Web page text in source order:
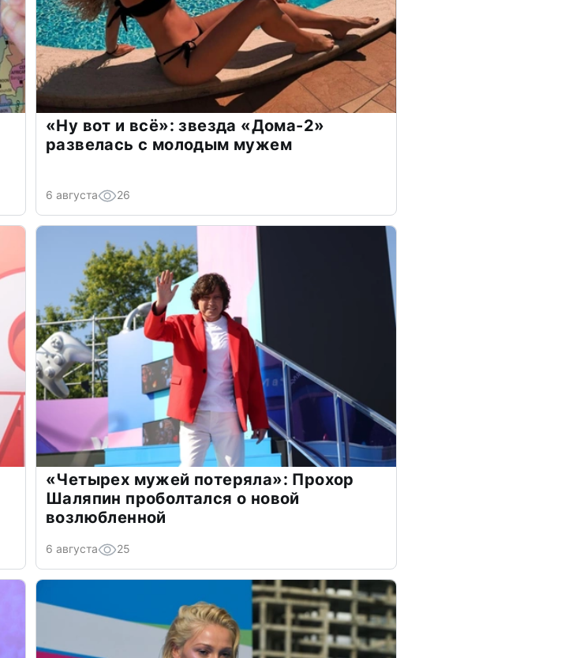
«Ну вот и всё»: звезда «Дома-2»
развелась с молодым мужем
6 августа 26
«Четырех мужей потеряла»: Прохор
Шаляпин проболтался о новой
возлюбленной
6 августа 25